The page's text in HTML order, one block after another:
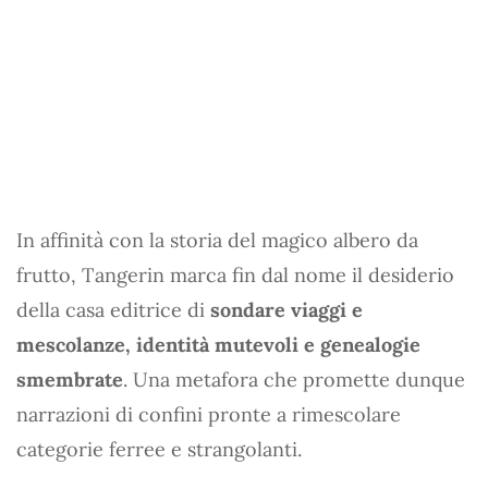
In affinità con la storia del magico albero da
frutto, Tangerin marca fin dal nome il desiderio
della casa editrice di sondare viaggi e
mescolanze, identità mutevoli e genealogie
smembrate. Una metafora che promette dunque
narrazioni di confini pronte a rimescolare
categorie ferree e strangolanti.